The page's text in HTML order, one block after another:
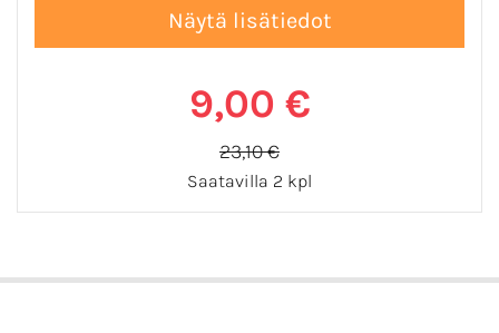
9,00 €
23,10 €
Saatavilla 2 kpl